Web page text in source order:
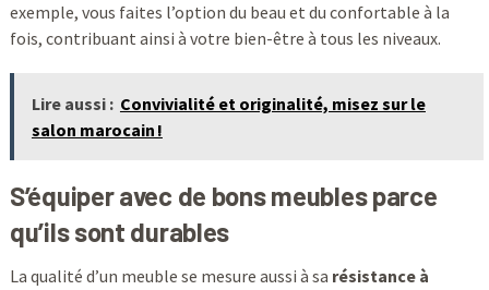
exemple, vous faites l’option du beau et du confortable à la
fois, contribuant ainsi à votre bien-être à tous les niveaux.
Lire aussi : Convivialité et originalité, misez sur le
salon marocain !
S’équiper avec de bons meubles parce
qu’ils sont durables
La qualité d’un meuble se mesure aussi à sa résistance à